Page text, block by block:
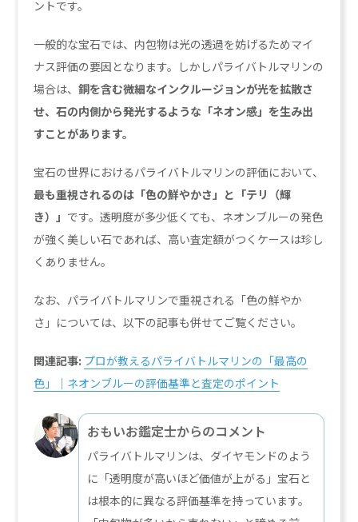
ントです。
一般的な宝石では、内包物は光の透過を妨げるためマイ
ナス評価の要因となります。しかしパライバトルマリンの
場合は、銅を含む微細なインクルージョンが光を拡散さ
せ、石の内側から発光するような「ネオン感」を生み出
すことがあります。
宝石の世界におけるパライバトルマリンの評価において、
最も重視されるのは「色の鮮やかさ」と「テリ（輝
き）」 です。透明度が多少低くても、ネオンブルーの発色
が強く美しい石であれば、高い査定額がつくケースは珍し
くありません。
なお、パライバトルマリンで重視される「色の鮮やか
さ」については、以下の記事も併せてご覧ください。
関連記事: プロが教えるパライバトルマリンの「最高の
色」｜ネオンブルーの評価基準と査定のポイント
おもいお鑑定士からのコメント
パライバトルマリンは、ダイヤモンドのよう
に「透明度が高いほど価値が上がる」宝石と
は根本的に異なる評価基準を持っています。